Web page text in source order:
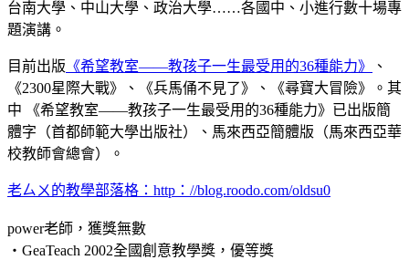
台南大學、中山大學、政治大學……各國中、小進行數十場專
題演講。
目前出版 《希望教室——教孩子一生最受用的36種能力》
、
《2300星際大戰》、《兵馬俑不見了》、《尋寶大冒險》。其
中 《希望教室——教孩子一生最受用的36種能力》已出版簡
體字（首都師範大學出版社）、馬來西亞簡體版（馬來西亞華
校教師會總會）。
老ㄙㄨ的教學部落格：http：//blog.roodo.com/oldsu0
power老師，獲獎無數
‧GeaTeach 2002全國創意教學獎，優等獎